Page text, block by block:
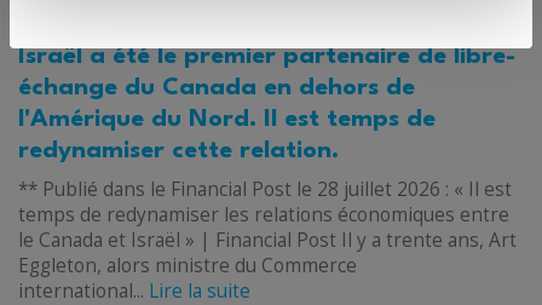
Israël a été le premier partenaire de libre-
échange du Canada en dehors de
l'Amérique du Nord. Il est temps de
redynamiser cette relation.
** Publié dans le Financial Post le 28 juillet 2026 : « Il est
temps de redynamiser les relations économiques entre
le Canada et Israël » | Financial Post Il y a trente ans, Art
Eggleton, alors ministre du Commerce
international... Lire la suite